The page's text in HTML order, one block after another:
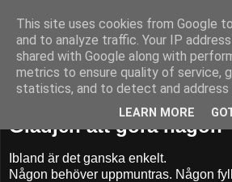
52adventures
Glädjen att göra någon
Ibland är det ganska enkelt.
Någon behöver uppmuntras. Någon
This site uses cookies from Google
and to analyze traffic. Your IP
shared with Google along with
metrics to ensure quality of service,
statistics, and to detect and address
LEARN MORE